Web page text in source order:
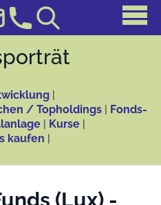
|
/ Topholdings | Fonds-
| Kurse |
kaufen |
(Lux) -